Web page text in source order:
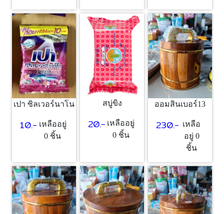
เปา ซิลเวอร์นาโน
10.- เหลืออยู่
0 ชิ้น
สบู่ขิง
20.- เหลืออยู่
0 ชิ้น
ออมสินเบอร์13
230.- เหลือ
อยู่ 0
ชิ้น